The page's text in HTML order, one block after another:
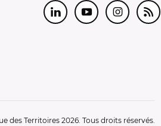
LinkedInYoutubeInstagram
RSS
des Territoires 2026. Tous droits réservés.